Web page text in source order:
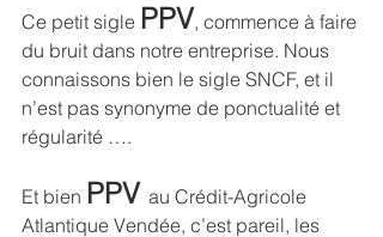
Ce petit sigle PPV, commence à faire
du bruit dans notre entreprise. Nous
connaissons bien le sigle SNCF, et il
n’est pas synonyme de ponctualité et
régularité ….
Et bien PPV au Crédit-Agricole
Atlantique Vendée, c’est pareil, les